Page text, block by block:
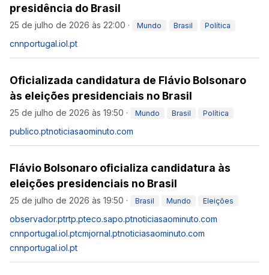
presidência do Brasil
25 de julho de 2026 às 22:00 · Mundo Brasil Política
cnnportugal.iol.pt
Oficializada candidatura de Flávio Bolsonaro
às eleições presidenciais no Brasil
25 de julho de 2026 às 19:50 · Mundo Brasil Política
publico.ptnoticiasaominuto.com
Flávio Bolsonaro oficializa candidatura às
eleições presidenciais no Brasil
25 de julho de 2026 às 19:50 · Brasil Mundo Eleições
observador.ptrtp.pteco.sapo.ptnoticiasaominuto.com
cnnportugal.iol.ptcmjornal.ptnoticiasaominuto.com
cnnportugal.iol.pt